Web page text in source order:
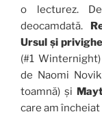
o lecturez.
deocamdată.
Ursul și
(#1
de Naomi
toamnă) și
care am încheiat